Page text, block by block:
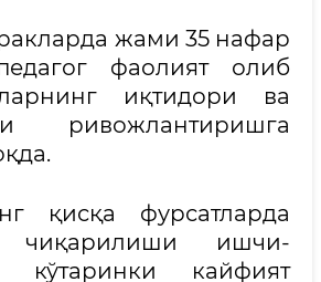
жами 35 нафар
фаолият олиб
иқтидори ва
ривожлантиришга
қисқа фурсатларда
чиқарилиши ишчи-
кўтаринки кайфият